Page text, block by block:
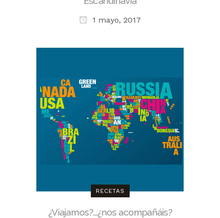
1 mayo, 2017
RECETAS
¿Viajamos?…¿nos acompañáis?